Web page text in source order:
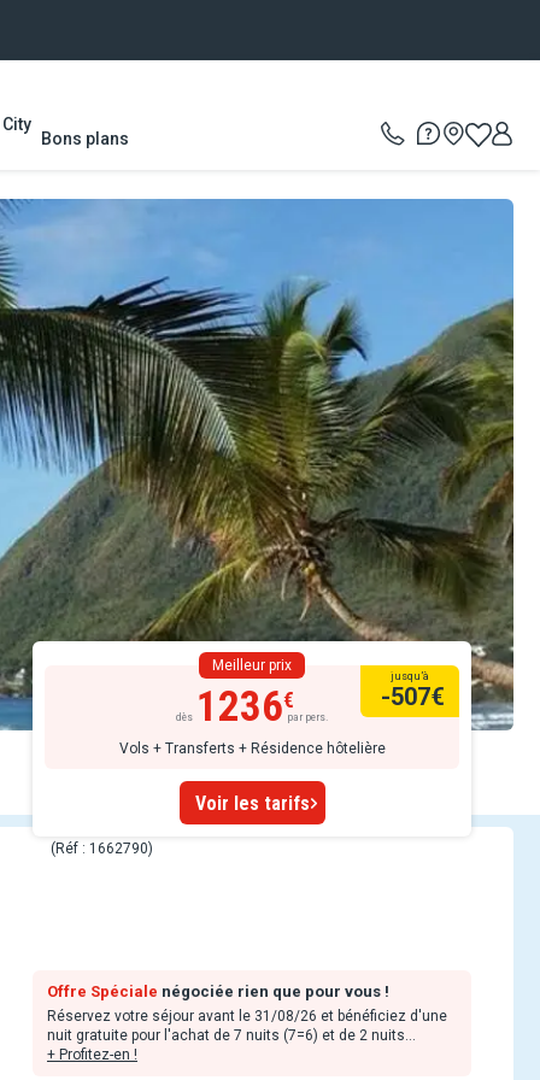
Bons plans
Meilleur prix
dès 1236 par pers.
Vols + Transferts + Résidence hôtelière
jusqu’à
-507€
Voir les tarifs
(Réf : 1662790)
Offre Spéciale négociée rien que pour vous !
Réservez votre séjour avant le 31/08/26 et bénéficiez d'une
nuit gratuite pour l'achat de 7 nuits (7=6) et de 2 nuits
gratuites pour l'achat de 12 nuits (12=10) pour tout séjour
+ Profitez-en !